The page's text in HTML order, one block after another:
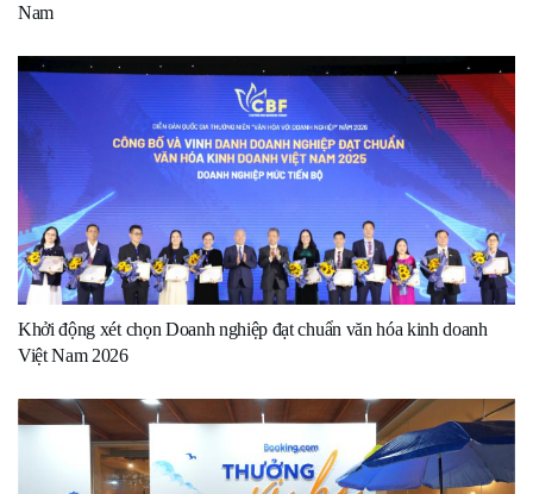
Nam
Khởi động xét chọn Doanh nghiệp đạt chuẩn văn hóa kinh doanh
Việt Nam 2026